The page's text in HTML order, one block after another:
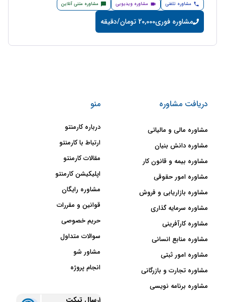
مشاوره تلفنی مشاوره ویدیویی مشاوره متنی آنلاین
مشاوره فوری20,000 تومان/دقیقه
دریافت مشاوره
مشاوره مالی و مالیاتی
مشاوره دانش بنیان
مشاوره بیمه و قانون کار
مشاوره امور حقوقی
مشاوره بازاریابی و فروش
مشاوره سرمایه گذاری
مشاوره کارآفرینی
مشاوره منابع انسانی
مشاوره امور ثبتی
مشاوره تجارت و بازرگانی
مشاوره برنامه نویسی
منو
درباره کارمنتو
ارتباط با کارمنتو
مقالات کارمنتو
اپلیکیشن کارمنتو
مشاوره رایگان
قوانین و مقررات
حریم خصوصی
سوالات متداول
مشاور شو
انجام پروژه